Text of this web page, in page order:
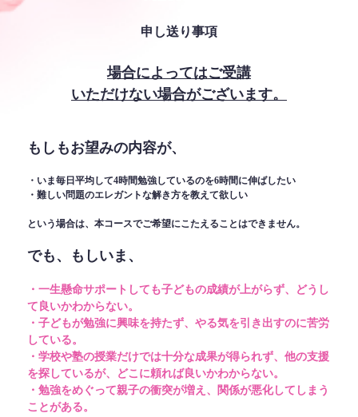
申し送り事項
場合によってはご受講
いただけない場合がございます。
もしもお望みの内容が、
・いま毎日平均して4時間勉強しているのを6時間に伸ばしたい
・難しい問題のエレガントな解き方を教えて欲しい
という場合は、本コースでご希望にこたえることはできません。
でも、もしいま、
・一生懸命サポートしても子どもの成績が上がらず、どうし
て良いかわからない。
・子どもが勉強に興味を持たず、やる気を引き出すのに苦労
している。
・学校や塾の授業だけでは十分な成果が得られず、他の支援
を探しているが、どこに頼れば良いかわからない。
・勉強をめぐって親子の衝突が増え、関係が悪化してしまう
ことがある。